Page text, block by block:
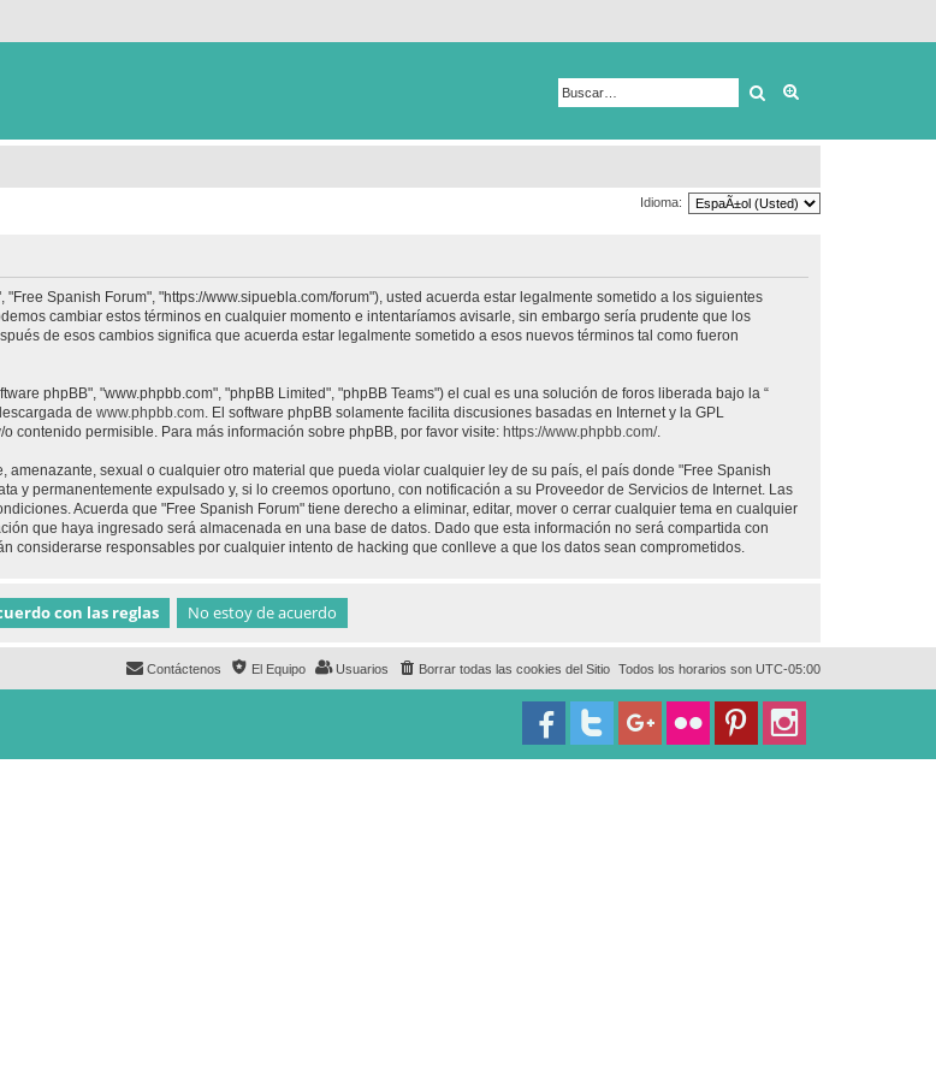
Buscar
Idioma:
Spanish Forum", "https://www.sipuebla.com/forum"), usted acuerda estar legalmente sometido a los siguientes
cambiar estos términos en cualquier momento e intentaríamos avisarle, sin embargo sería prudente que los
de esos cambios significa que acuerda estar legalmente sometido a esos nuevos términos tal como fueron
phpBB", "www.phpbb.com", "phpBB Limited", "phpBB Teams") el cual es una solución de foros liberada bajo la “
de www.phpbb.com . El software phpBB solamente facilita discusiones basadas en Internet y la GPL
contenido permisible. Para más información sobre phpBB, por favor visite: https://www.phpbb.com/.
sexual o cualquier otro material que pueda violar cualquier ley de su país, el país donde "Free Spanish
y permanentemente expulsado y, si lo creemos oportuno, con notificación a su Proveedor de Servicios de Internet. Las
Acuerda que "Free Spanish Forum" tiene derecho a eliminar, editar, mover o cerrar cualquier tema en cualquier
que haya ingresado será almacenada en una base de datos. Dado que esta información no será compartida con
considerarse responsables por cualquier intento de hacking que conlleve a que los datos sean comprometidos.
Todos los horarios son UTC-05:00
Borrar todas las cookies del Sitio
Usuarios
El Equipo
Contáctenos